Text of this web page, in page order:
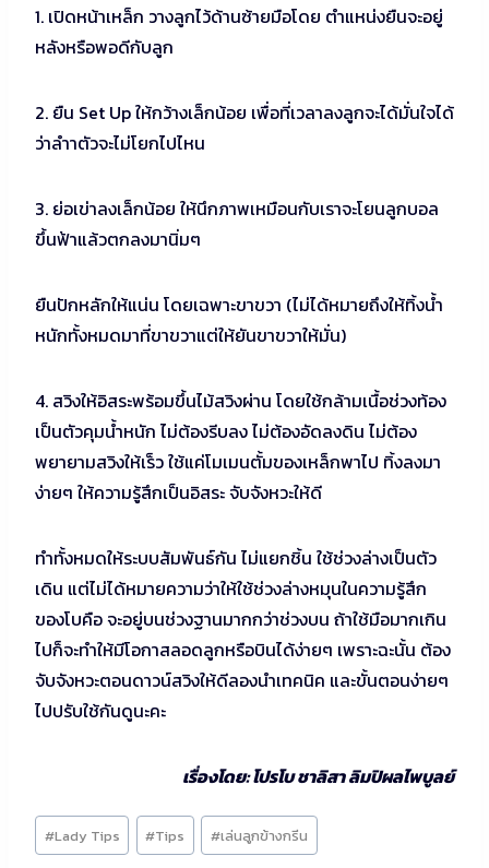
1. เปิดหน้าเหล็ก วางลูกไว้ด้านซ้ายมือโดย ตำแหน่งยืนจะอยู่
หลังหรือพอดีกับลูก
2. ยืน Set Up ให้กว้างเล็กน้อย เพื่อที่เวลาลงลูกจะได้มั่นใจได้
ว่าลำาตัวจะไม่โยกไปไหน
3. ย่อเข่าลงเล็กน้อย ให้นึกภาพเหมือนกับเราจะโยนลูกบอล
ขึ้นฟ้าแล้วตกลงมานิ่มๆ
ยืนปักหลักให้แน่น โดยเฉพาะขาขวา (ไม่ได้หมายถึงให้ทิ้งน้ำ
หนักทั้งหมดมาที่ขาขวาแต่ให้ยันขาขวาให้มั่น)
4. สวิงให้อิสระพร้อมขึ้นไม้สวิงผ่าน โดยใช้กล้ามเนื้อช่วงท้อง
เป็นตัวคุมน้ำหนัก ไม่ต้องรีบลง ไม่ต้องอัดลงดิน ไม่ต้อง
พยายามสวิงให้เร็ว ใช้แค่โมเมนตั้มของเหล็กพาไป ทิ้งลงมา
ง่ายๆ ให้ความรู้สึกเป็นอิสระ จับจังหวะให้ดี
ทำทั้งหมดให้ระบบสัมพันธ์กัน ไม่แยกชิ้น ใช้ช่วงล่างเป็นตัว
เดิน แต่ไม่ได้หมายความว่าให้ใช้ช่วงล่างหมุนในความรู้สึก
ของโบคือ จะอยู่บนช่วงฐานมากกว่าช่วงบน ถ้าใช้มือมากเกิน
ไปก็จะทำให้มีโอกาสลอดลูกหรือบินได้ง่ายๆ เพราะฉะนั้น ต้อง
จับจังหวะตอนดาวน์สวิงให้ดีลองนำเทคนิค และขั้นตอนง่ายๆ
ไปปรับใช้กันดูนะคะ
เรื่องโดย: โปรโบ ชาลิสา ลิมปิผลไพบูลย์
Post
Tags:
#Lady Tips #Tips #เล่นลูกข้างกรีน